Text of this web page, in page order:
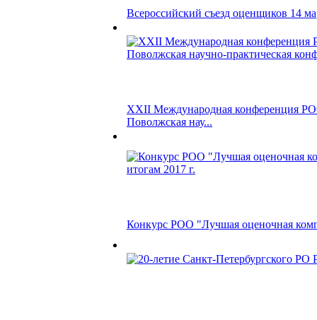
Всероссийский съезд оценщиков 14
XXII Международная конференция
Поволжская нау...
Конкурс РОО "Лучшая оценочная